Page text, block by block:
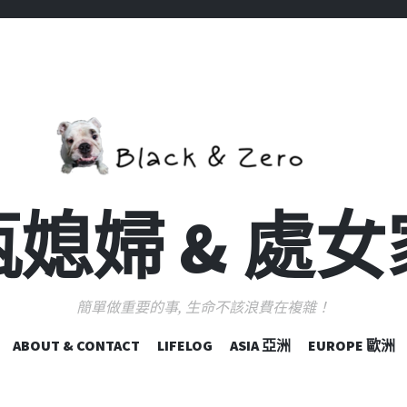
婦 & 處
簡單做重要的事, 生命不該浪費在複雜！
跳
ABOUT & CONTACT LIFELOG ASIA 亞洲 EUROPE 歐洲